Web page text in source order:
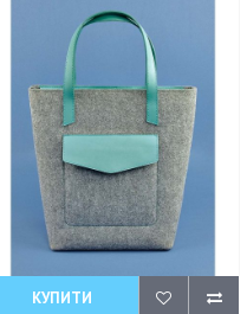
КУПИТИ